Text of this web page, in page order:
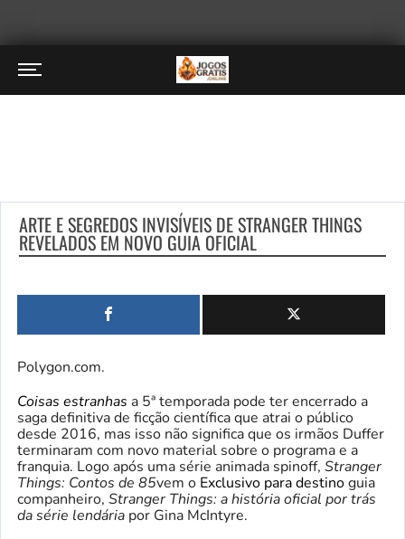
ARTE E SEGREDOS INVISÍVEIS DE STRANGER THINGS
REVELADOS EM NOVO GUIA OFICIAL
Polygon.com.
Coisas estranhas a 5ª temporada pode ter encerrado a
saga definitiva de ficção científica que atrai o público
desde 2016, mas isso não significa que os irmãos Duffer
terminaram com novo material sobre o programa e a
franquia. Logo após uma série animada spinoff, Stranger
Things: Contos de 85vem o Exclusivo para destinoguia
companheiro, Stranger Things: a história oficial por trás
da série lendária por Gina McIntyre.